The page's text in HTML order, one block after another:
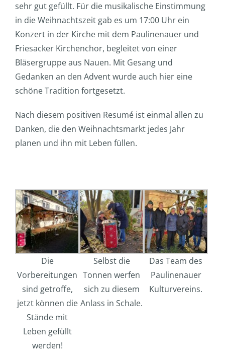
sehr gut gefüllt. Für die musikalische Einstimmung
in die Weihnachtszeit gab es um 17:00 Uhr ein
Konzert in der Kirche mit dem Paulinenauer und
Friesacker Kirchenchor, begleitet von einer
Bläsergruppe aus Nauen. Mit Gesang und
Gedanken an den Advent wurde auch hier eine
schöne Tradition fortgesetzt.
Nach diesem positiven Resumé ist einmal allen zu
Danken, die den Weihnachtsmarkt jedes Jahr
planen und ihn mit Leben füllen.
Die
Vorbereitungen
sind getroffe,
jetzt können die
Stände mit
Leben gefüllt
werden!
Selbst die
Tonnen werfen
sich zu diesem
Anlass in Schale.
Das Team des
Paulinenauer
Kulturvereins.